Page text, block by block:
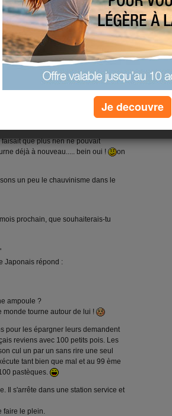
la peinture, nettoyer les pinceaux
faire un petit coucou et vous
l'ennui c'est encore le rire....
à nouveau demain où une
repassage.... Mon mari a réussi à
qu'une lingette de décolor'stop a
que plus rien ne pouvait
déjà à nouveau..... bein oui !
on
un peu le chauvinisme dans le
prochain, que souhaiterais-tu
Japonais répond :
ampoule ?
monde tourne autour de lui !
pour les épargner leurs demandent
reviens avec 100 petits pois. Les
cul un par un sans rire une seul
tant bien que mal et au 99 ème
pastèques.
Il s'arrête dans une station service et
faire le plein.
Je decouvre